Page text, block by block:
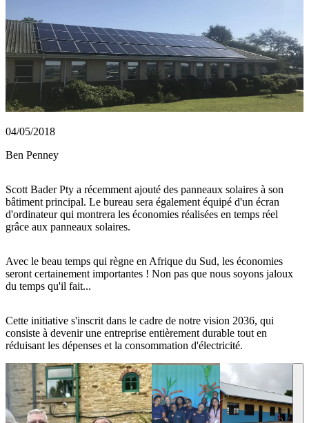
04/05/2018
Ben Penney
Scott Bader Pty a récemment ajouté des panneaux solaires à son
bâtiment principal. Le bureau sera également équipé d'un écran
d'ordinateur qui montrera les économies réalisées en temps réel
grâce aux panneaux solaires.
Avec le beau temps qui règne en Afrique du Sud, les économies
seront certainement importantes ! Non pas que nous soyons jaloux
du temps qu'il fait...
Cette initiative s'inscrit dans le cadre de notre vision 2036, qui
consiste à devenir une entreprise entièrement durable tout en
réduisant les dépenses et la consommation d'électricité.